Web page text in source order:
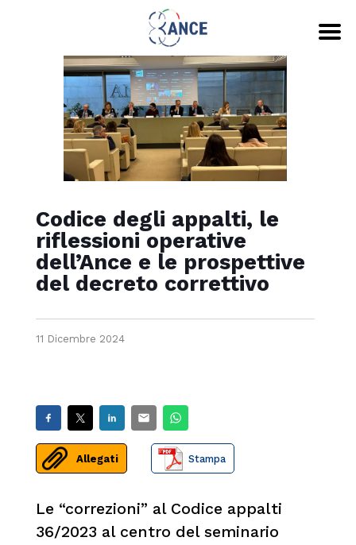
Codice degli appalti, le
riflessioni operative
dell’Ance e le prospettive
del decreto correttivo
11 Dicembre 2024
Allegati Stampa
Le “correzioni” al Codice appalti
36/2023 al centro del seminario